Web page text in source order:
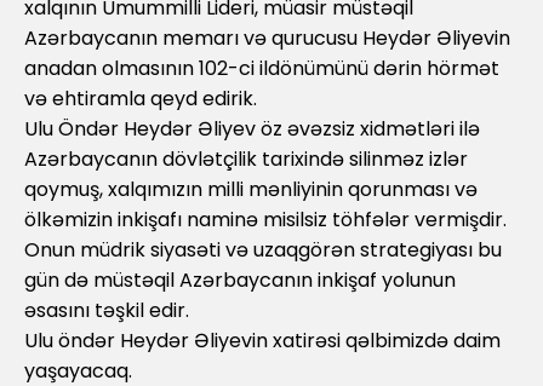
xalqının Ümummilli Lideri, müasir müstəqil
Azərbaycanın memarı və qurucusu Heydər Əliyevin
anadan olmasının 102-ci ildönümünü dərin hörmət
və ehtiramla qeyd edirik.
Ulu Öndər Heydər Əliyev öz əvəzsiz xidmətləri ilə
Azərbaycanın dövlətçilik tarixində silinməz izlər
qoymuş, xalqımızın milli mənliyinin qorunması və
ölkəmizin inkişafı naminə misilsiz töhfələr vermişdir.
Onun müdrik siyasəti və uzaqgörən strategiyası bu
gün də müstəqil Azərbaycanın inkişaf yolunun
əsasını təşkil edir.
Ulu öndər Heydər Əliyevin xatirəsi qəlbimizdə daim
yaşayacaq.